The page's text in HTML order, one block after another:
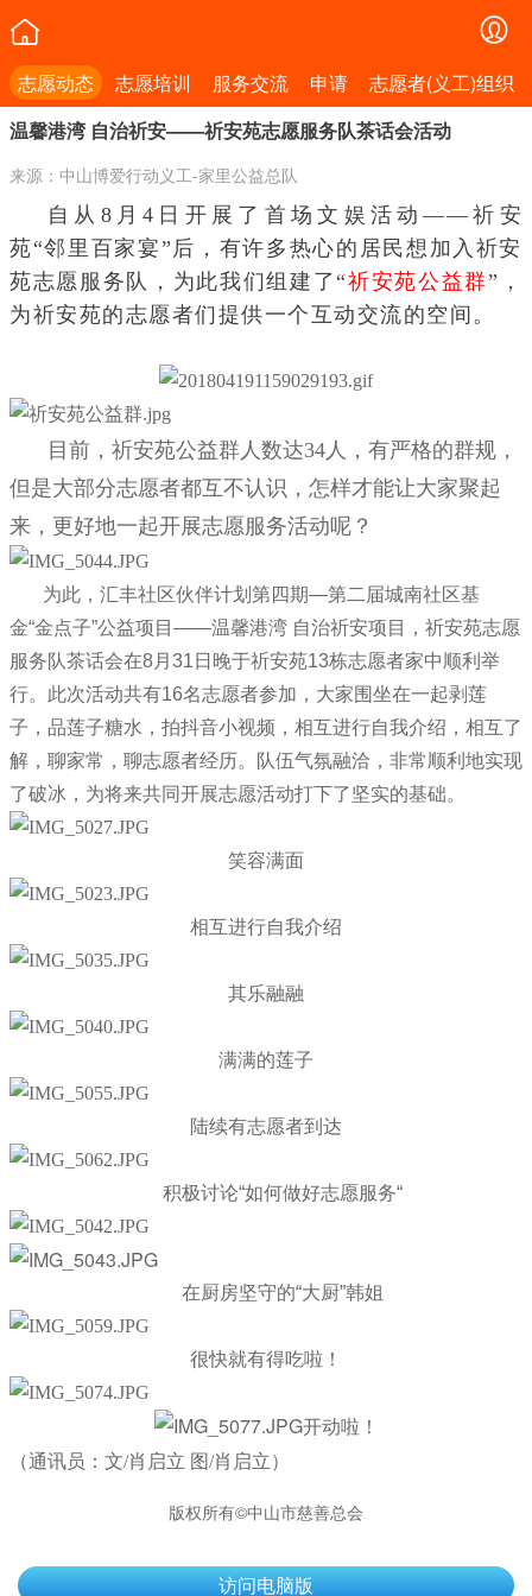
志愿动态 志愿培训 服务交流 申请
志愿者(义工)组织
温馨港湾 自治祈安——祈安苑志愿服务队茶话会活动
来源：中山博爱行动义工-家里公益总队
自从8月4日开展了首场文娱活动——祈安
苑“邻里百家宴”后，有许多热心的居民想加入祈安
苑志愿服务队，为此我们组建了“祈安苑公益群”，
为祈安苑的志愿者们提供一个互动交流的空间。
目前，祈安苑公益群人数达34人，有严格的群规，
但是大部分志愿者都互不认识，怎样才能让大家聚起
来，更好地一起开展志愿服务活动呢？
为此，汇丰社区伙伴计划第四期—第二届城南社区基
金“金点子”公益项目——温馨港湾 自治祈安项目，祈安苑志愿
服务队茶话会在8月31日晚于祈安苑13栋志愿者家中顺利举
行。此次活动共有16名志愿者参加，大家围坐在一起剥莲
子，品莲子糖水，拍抖音小视频，相互进行自我介绍，相互了
解，聊家常，聊志愿者经历。队伍气氛融洽，非常顺利地实现
了破冰，为将来共同开展志愿活动打下了坚实的基础。
笑容满面
相互进行自我介绍
其乐融融
满满的莲子
陆续有志愿者到达
积极讨论“如何做好志愿服务“
在厨房坚守的“大厨”韩姐
很快就有得吃啦！
开动啦！
（通讯员：文/肖启立 图/肖启立）
版权所有©中山市慈善总会
访问电脑版